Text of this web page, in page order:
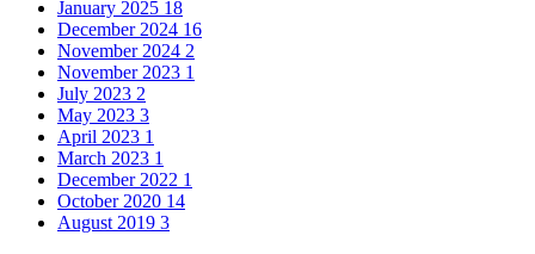
January 2025 18
December 2024 16
November 2024 2
November 2023 1
July 2023 2
May 2023 3
April 2023 1
March 2023 1
December 2022 1
October 2020 14
August 2019 3